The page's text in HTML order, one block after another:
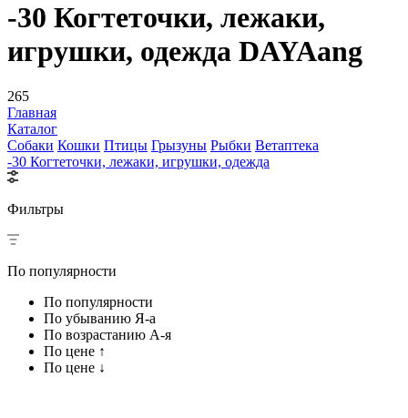
-30 Когтеточки, лежаки,
игрушки, одежда DAYAang
265
Главная
Каталог
Собаки Кошки Птицы Грызуны Рыбки Ветаптека
-30 Когтеточки, лежаки, игрушки, одежда
Фильтры
По популярности
По популярности
По убыванию Я-а
По возрастанию А-я
По цене ↑
По цене ↓